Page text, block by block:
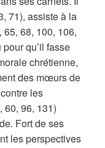
71), assiste à la
68, 100, 106,
qu’il fasse
chrétienne,
des mœurs de
les
60, 96, 131)
Fort de ses
les perspectives